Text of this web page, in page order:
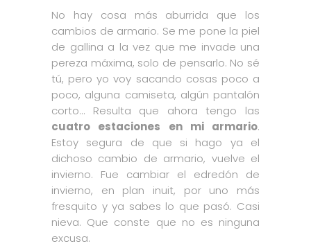
No hay cosa más aburrida que los
cambios de armario. Se me pone la piel
de gallina a la vez que me invade una
pereza máxima, solo de pensarlo. No sé
tú, pero yo voy sacando cosas poco a
poco, alguna camiseta, algún pantalón
corto… Resulta que ahora tengo las
cuatro estaciones en mi armario.
Estoy segura de que si hago ya el
dichoso cambio de armario, vuelve el
invierno. Fue cambiar el edredón de
invierno, en plan inuit, por uno más
fresquito y ya sabes lo que pasó. Casi
nieva. Que conste que no es ninguna
excusa.